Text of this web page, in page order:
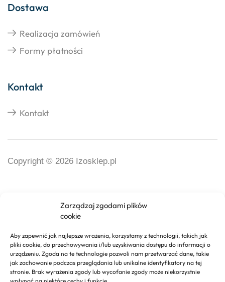
Zarządzaj zgodami plików
cookie
Aby zapewnić jak najlepsze wrażenia, korzystamy z technologii, takich jak
pliki cookie, do przechowywania i/lub uzyskiwania dostępu do informacji o
urządzeniu. Zgoda na te technologie pozwoli nam przetwarzać dane, takie
jak zachowanie podczas przeglądania lub unikalne identyfikatory na tej
stronie. Brak wyrażenia zgody lub wycofanie zgody może niekorzystnie
Dostawa
Realizacja zamówień
Formy płatności
Kontakt
Kontakt
Copyright © 2026 Izosklep.pl